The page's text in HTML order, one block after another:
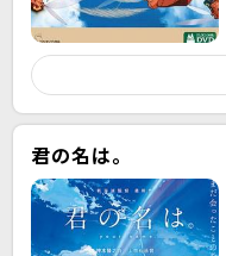
君の名は。